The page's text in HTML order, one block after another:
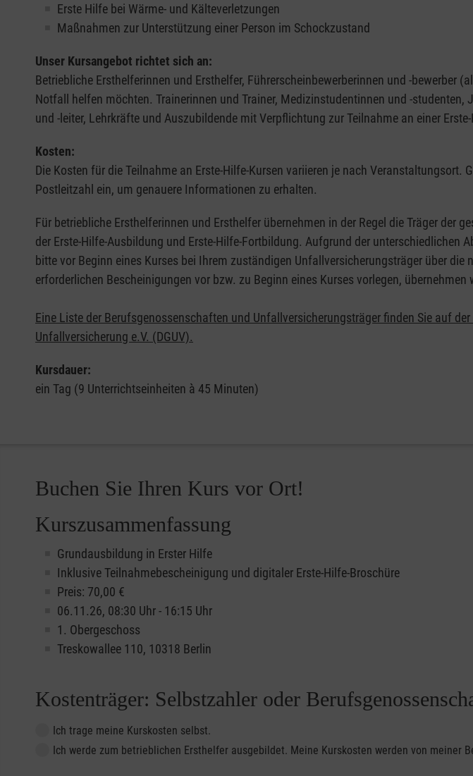
Erste Hilfe bei Wärme- und Kälteverletzungen
Maßnahmen zur Unterstützung einer Person im Schockzustand
Unser Kursangebot richtet sich an:
Betriebliche Ersthelferinnen und Ersthelfer, Führerscheinbewerberinnen und -bewerber
Notfall helfen möchten. Trainerinnen und Trainer, Medizinstudentinnen und -studenten,
und -leiter, Lehrkräfte und Auszubildende mit Verpflichtung zur Teilnahme an einer
Kosten:
Die Kosten für die Teilnahme an Erste-Hilfe-Kursen variieren je nach Veranstaltungsort.
Postleitzahl ein, um genauere Informationen zu erhalten.
Für betriebliche Ersthelferinnen und Ersthelfer übernehmen in der Regel die Träger der
der Erste-Hilfe-Ausbildung und Erste-Hilfe-Fortbildung. Aufgrund der unterschiedlichen
bitte vor Beginn eines Kurses bei Ihrem zuständigen Unfallversicherungsträger über die
erforderlichen Bescheinigungen vor bzw. zu Beginn eines Kurses vorlegen, übernehmen
Eine Liste der Berufsgenossenschaften und Unfallversicherungsträger finden Sie auf
Unfallversicherung e.V. (DGUV).
Kursdauer:
ein Tag (9 Unterrichtseinheiten à 45 Minuten)
Buchen Sie Ihren Kurs vor Ort!
Kurszusammenfassung
Grundausbildung in Erster Hilfe
Inklusive Teilnahmebescheinigung und digitaler Erste-Hilfe-Broschüre
Preis: 70,00 €
06.11.26, 08:30 Uhr - 16:15 Uhr
1. Obergeschoss
Treskowallee 110, 10318 Berlin
Kostenträger: Selbstzahler oder
Ich trage meine Kurskosten selbst.
Ich werde zum betrieblichen Ersthelfer ausgebildet. Meine Kurskosten werden von meiner